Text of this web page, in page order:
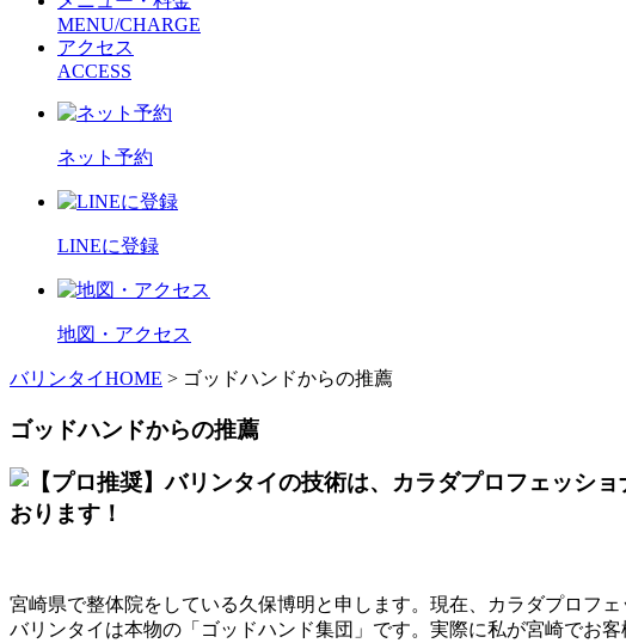
MENU/CHARGE
アクセス
ACCESS
ネット予約
LINEに登録
地図・アクセス
バリンタイHOME > ゴッドハンドからの推薦
ゴッドハンドからの推薦
宮崎県で整体院をしている久保博明と申します。現在、カラダプロフ
バリンタイは本物の「ゴッドハンド集団」です。実際に私が宮崎でお